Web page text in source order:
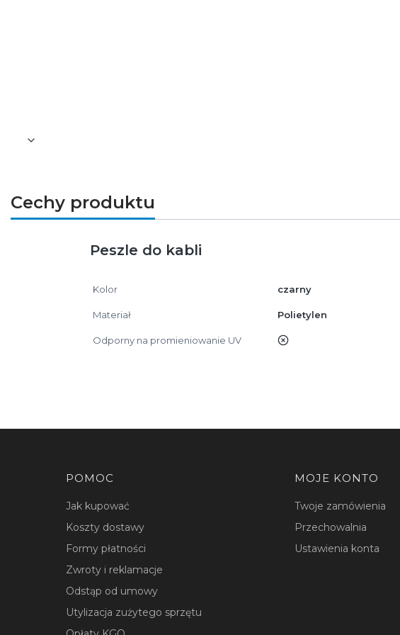
Cechy produktu
Peszle do kabli
Kolor czarny
Materiał Polietylen
Odporny na promieniowanie UV nie
Linki w stopce
POMOC
Jak kupować
Koszty dostawy
Formy płatności
Zwroty i reklamacje
Odstąp od umowy
Utylizacja zużytego sprzętu
MOJE KONTO
Twoje zamówienia
Przechowalnia
Ustawienia konta